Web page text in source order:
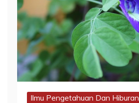
Ilmu Pengetahuan Dan Hiburan